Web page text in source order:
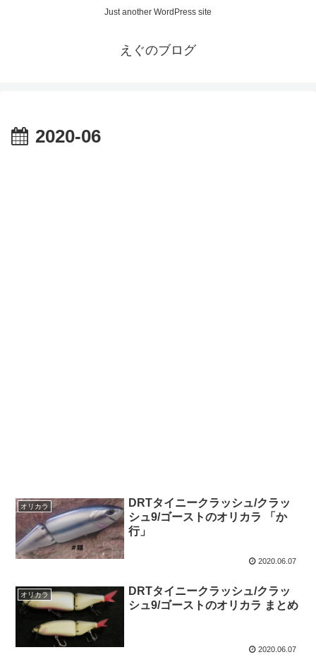
Just another WordPress site
えぐのブログ
2020-06
オリカラ
DRTタイニークラッシュ/クラッ
シュ9/ゴーストのオリカラ 「か
行」
2020.06.07
オリカラ
DRTタイニークラッシュ/クラッ
シュ9/ゴーストのオリカラ まとめ
2020.06.07